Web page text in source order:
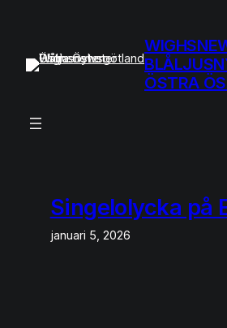
innehåll
ÖSTRA
Singelolycka på
januari 5, 2026